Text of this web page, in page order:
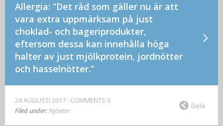
Allergia: ”Det råd som gäller nu är att
vara extra uppmärksam på just
choklad- och bageriprodukter,
eftersom dessa kan innehålla höga
halter av just mjölkprotein, jordnötter
och hasselnötter.”
24 AUGUSTI 2017 COMMENTS 0
Filed under:Nyheter
Dela